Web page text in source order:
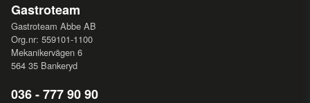
Gastroteam
Gastroteam Abbe AB
Org.nr: 559101-1100
Mekanikervägen 6
564 35 Bankeryd
036 - 777 90 90